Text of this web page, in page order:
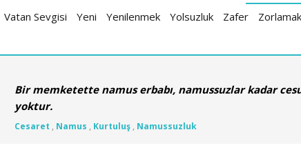
Vatan Sevgisi Yeni Yenilenmek Yolsuzluk Zafer Zorlamak
Bir memketette namus erbabı, namussuzlar kadar
yoktur.
Cesaret , Namus , Kurtuluş, Namussuzluk